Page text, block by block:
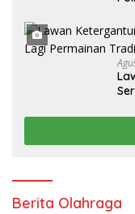
Berita Olahraga